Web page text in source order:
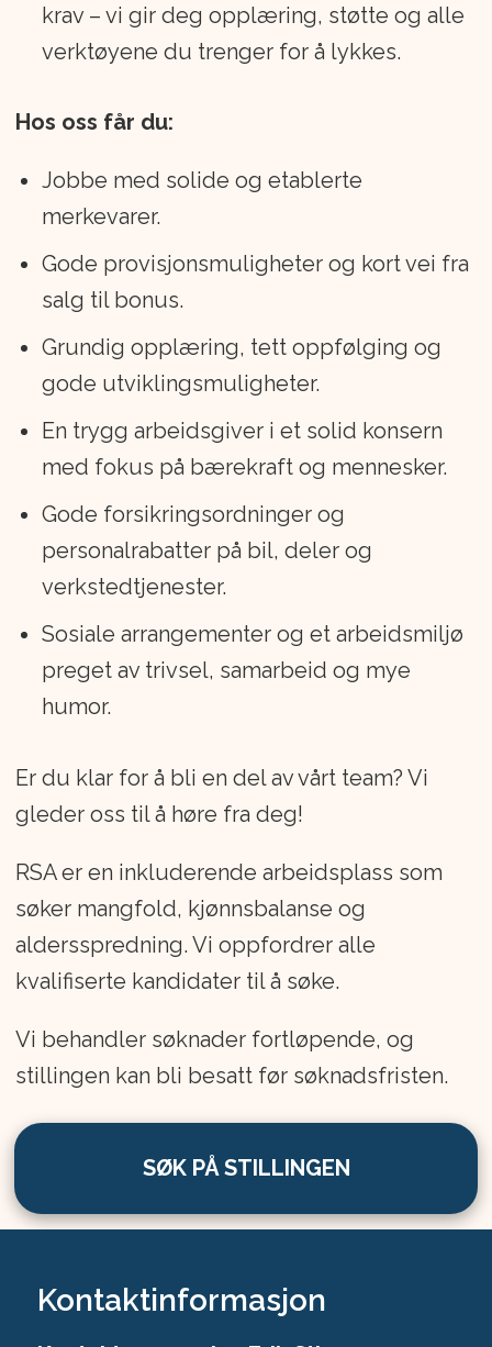
krav – vi gir deg opplæring, støtte og alle
verktøyene du trenger for å lykkes.
Hos oss får du:
Jobbe med solide og etablerte
merkevarer.
Gode provisjonsmuligheter og kort vei fra
salg til bonus.
Grundig opplæring, tett oppfølging og
gode utviklingsmuligheter.
En trygg arbeidsgiver i et solid konsern
med fokus på bærekraft og mennesker.
Gode forsikringsordninger og
personalrabatter på bil, deler og
verkstedtjenester.
Sosiale arrangementer og et arbeidsmiljø
preget av trivsel, samarbeid og mye
humor.
Er du klar for å bli en del av vårt team? Vi
gleder oss til å høre fra deg!
RSA er en inkluderende arbeidsplass som
søker mangfold, kjønnsbalanse og
aldersspredning. Vi oppfordrer alle
kvalifiserte kandidater til å søke.
Vi behandler søknader fortløpende, og
stillingen kan bli besatt før søknadsfristen.
SØK PÅ STILLINGEN
Kontaktinformasjon